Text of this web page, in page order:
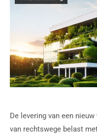
De levering van een
van rechtswege belast